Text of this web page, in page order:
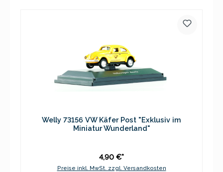
Welly 73156 VW Käfer Post "Exklusiv im
Miniatur Wunderland"
4,90 €*
Preise inkl. MwSt. zzgl. Versandkosten